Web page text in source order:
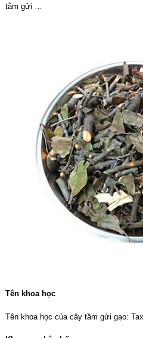
tằm gửi …
Tên khoa học
Tên khoa học của cây tầm gửi gạo: